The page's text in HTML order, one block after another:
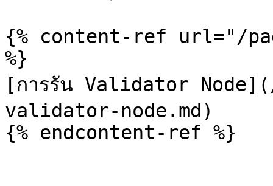
{% content-ref url="/
%}
[การรัน Validator
validator-node.md)
{% endcontent-ref %}